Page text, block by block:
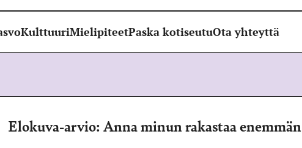
KulttuuriMielipiteetPaska kotiseutuOta yhteyttä
Elokuva-arvio: Anna minun rakastaa enemmän